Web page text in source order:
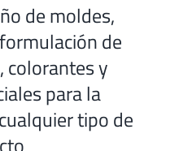
de moldes,
de
colorantes y
para la
tipo de